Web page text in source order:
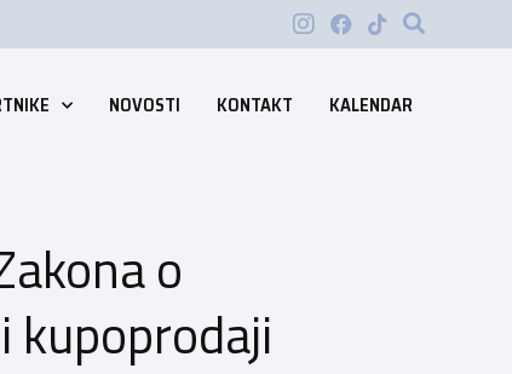
NOVOSTI KONTAKT KALENDAR
o
kupoprodaji